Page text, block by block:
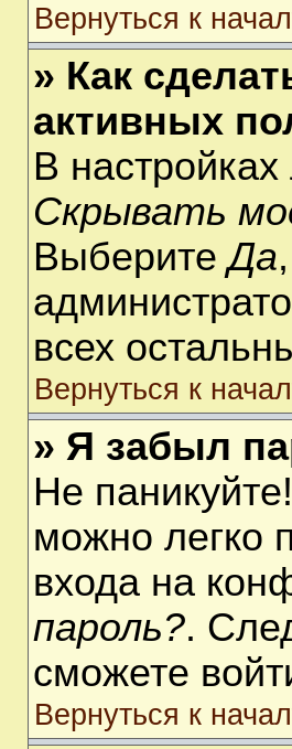
Вернуться к
» Как
активных
В
Скрывать
ВыберитеДа
всех
Вернуться к
» Я забыл
Не
можно легко
входа на
пароль?.
сможете
Вернуться к